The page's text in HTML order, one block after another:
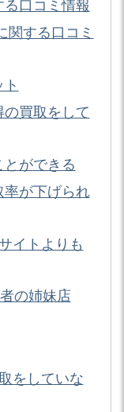
口コミ情報
関する口コミ
買取をして
ができる
が下げられ
イトよりも
の姉妹店
をしていな